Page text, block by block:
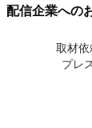
配信企業への
取材依
プレ